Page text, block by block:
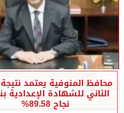
محافظ المنوفية يعتمد
الثاني للشهادة الإعدادية
نجاح 89.58%